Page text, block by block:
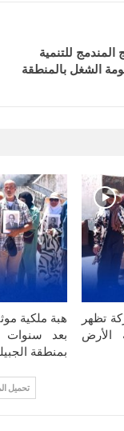
المندمج للتنمية
الشغل بالمنطقة
تظهر
الأرض
هبة ملكية
بعد سنوات
بمنطقة
تحميل